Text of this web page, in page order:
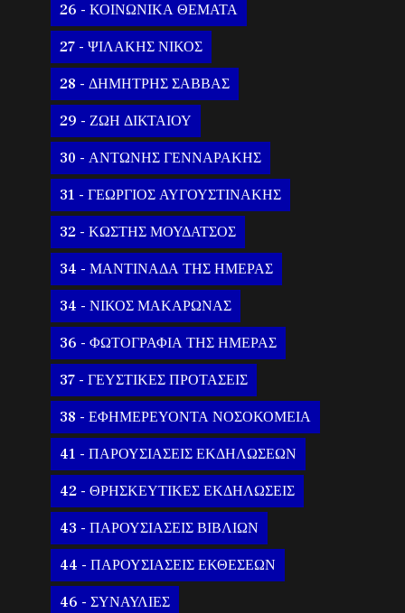
26 - ΚΟΙΝΩΝΙΚΑ ΘΕΜΑΤΑ
27 - ΨΙΛΑΚΗΣ ΝΙΚΟΣ
28 - ΔΗΜΗΤΡΗΣ ΣΑΒΒΑΣ
29 - ΖΩΗ ΔΙΚΤΑΙΟΥ
30 - ΑΝΤΩΝΗΣ ΓΕΝΝΑΡΑΚΗΣ
31 - ΓΕΩΡΓΙΟΣ ΑΥΓΟΥΣΤΙΝΑΚΗΣ
32 - ΚΩΣΤΗΣ ΜΟΥΔΑΤΣΟΣ
34 - ΜΑΝΤΙΝΑΔΑ ΤΗΣ ΗΜΕΡΑΣ
34 - ΝΙΚΟΣ ΜΑΚΑΡΩΝΑΣ
36 - ΦΩΤΟΓΡΑΦΙΑ ΤΗΣ ΗΜΕΡΑΣ
37 - ΓΕΥΣΤΙΚΕΣ ΠΡΟΤΑΣΕΙΣ
38 - ΕΦΗΜΕΡΕΥΟΝΤΑ ΝΟΣΟΚΟΜΕΙΑ
41 - ΠΑΡΟΥΣΙΑΣΕΙΣ ΕΚΔΗΛΩΣΕΩΝ
42 - ΘΡΗΣΚΕΥΤΙΚΕΣ ΕΚΔΗΛΩΣΕΙΣ
43 - ΠΑΡΟΥΣΙΑΣΕΙΣ ΒΙΒΛΙΩΝ
44 - ΠΑΡΟΥΣΙΑΣΕΙΣ ΕΚΘΕΣΕΩΝ
46 - ΣΥΝΑΥΛΙΕΣ